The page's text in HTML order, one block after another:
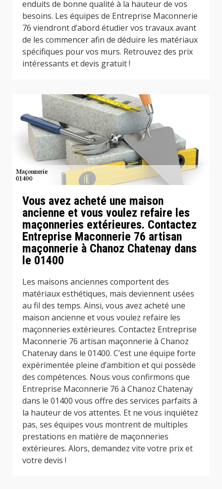
enduits de bonne qualité à la hauteur de vos
besoins. Les équipes de Entreprise Maconnerie
76 viendront d’abord étudier vos travaux avant
de les commencer afin de déduire les matériaux
spécifiques pour vos murs. Retrouvez des prix
intéressants et devis gratuit !
Vous avez acheté une maison
ancienne et vous voulez refaire les
maçonneries extérieures. Contactez
Entreprise Maconnerie 76 artisan
maçonnerie à Chanoz Chatenay dans
le 01400
Les maisons anciennes comportent des
matériaux esthétiques, mais deviennent usées
au fil des temps. Ainsi, vous avez acheté une
maison ancienne et vous voulez refaire les
maçonneries extérieures. Contactez Entreprise
Maconnerie 76 artisan maçonnerie à Chanoz
Chatenay dans le 01400. C’est une équipe forte
expérimentée pleine d’ambition et qui possède
des compétences. Nous vous confirmons que
Entreprise Maconnerie 76 à Chanoz Chatenay
dans le 01400 vous offre des services parfaits à
la hauteur de vos attentes. Et ne vous inquiétez
pas, ses équipes vous montrent de multiples
prestations en matière de maçonneries
extérieures. Alors, demandez vite votre prix et
votre devis !